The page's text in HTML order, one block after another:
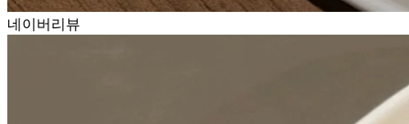
네이버리뷰